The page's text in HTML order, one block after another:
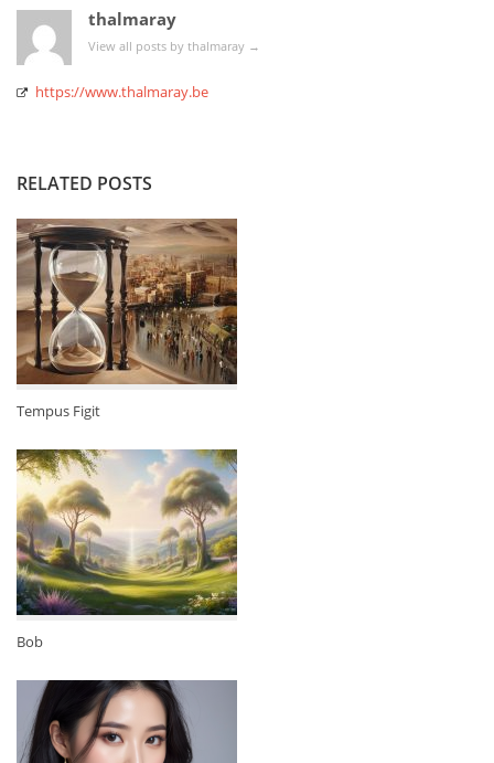
thalmaray
View all posts by thalmaray →
https://www.thalmaray.be
RELATED POSTS
Tempus Figit
Bob